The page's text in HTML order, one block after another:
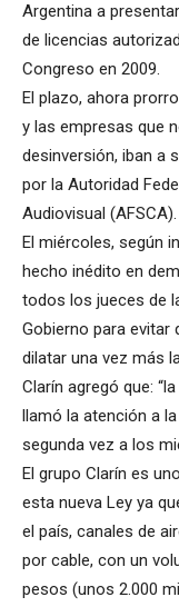
Argentina a
de licencias
Congreso en 2009.
El plazo, ahora
y las empresas que
desinversión, iban a
por la Autoridad
Audiovisual (AFSCA).
El miércoles, según
hecho inédito en
todos los jueces de
Gobierno para evitar
dilatar una vez más
Clarín agregó que:
llamó la atención a
segunda vez a los
El grupo Clarín es
esta nueva Ley ya
el país, canales de
por cable, con un
pesos (unos 2.000